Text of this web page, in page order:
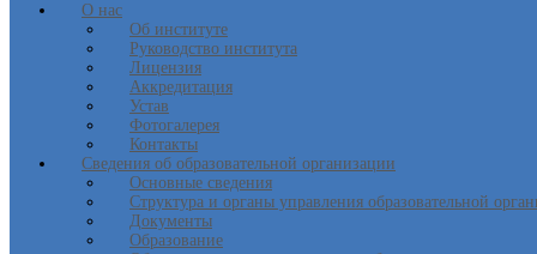
О нас
Об институте
Руководство института
Лицензия
Аккредитация
Устав
Фотогалерея
Контакты
Сведения об образовательной организации
Основные сведения
Структура и органы управления образовательной
Документы
Образование